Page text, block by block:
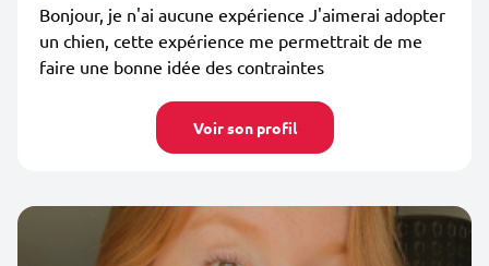
Bonjour, je n'ai aucune expérience J'aimerai adopter
un chien, cette expérience me permettrait de me
faire une bonne idée des contraintes
Voir son profil